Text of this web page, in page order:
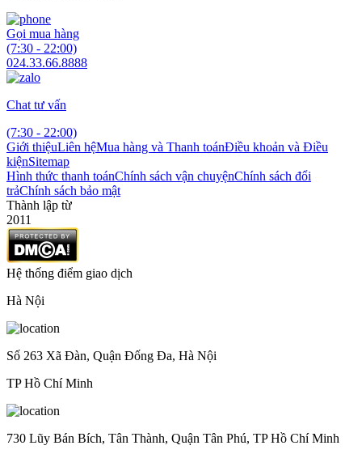
Gọi mua hàng
(7:30 - 22:00)
024.33.66.8888
Chat tư vấn
(7:30 - 22:00)
Giới thiệuLiên hệMua hàng và Thanh toánĐiều khoản và Điều
kiệnSitemap
Hình thức thanh toánChính sách vận chuyệnChính sách đổi
trảChính sách bảo mật
Thành lập từ
2011
Hệ thống điểm giao dịch
Hà Nội
Số 263 Xã Đàn, Quận Đống Đa, Hà Nội
TP Hồ Chí Minh
730 Lũy Bán Bích, Tân Thành, Quận Tân Phú, TP Hồ Chí Minh